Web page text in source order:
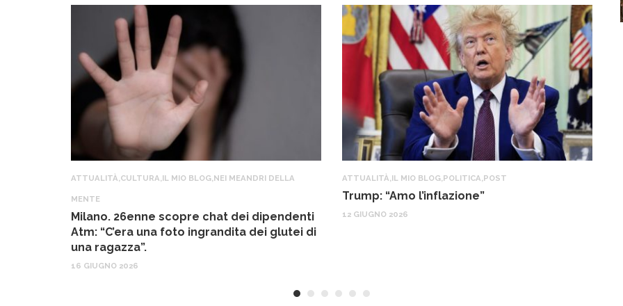
ATTUALITÀ CULTURA IL MIO BLOG NEI MEANDRI DELLA
MENTE
Milano. 26enne scopre chat dei dipendenti
Atm: “C’era una foto ingrandita dei glutei di
una ragazza”.
16 GIUGNO 2026
ATTUALITÀ IL MIO BLOG POLITICA POST
Trump: “Amo l’inflazione”
12 GIUGNO 2026